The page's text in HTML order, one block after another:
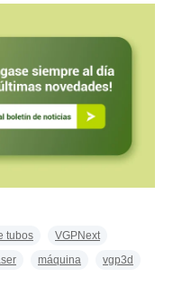
tubos
VGPNext
máquina
vgp3d